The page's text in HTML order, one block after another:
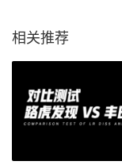
相关推荐